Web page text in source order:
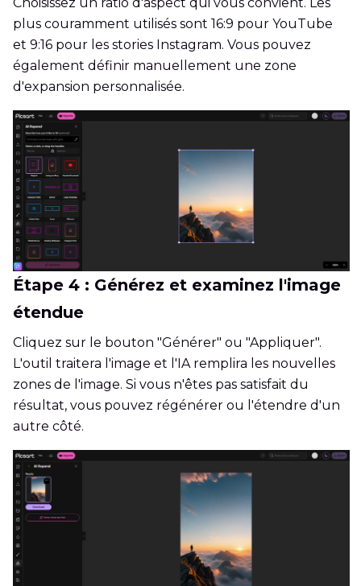
plus couramment utilisés sont 16:9 pour YouTube
et 9:16 pour les stories Instagram. Vous pouvez
également définir manuellement une zone
d'expansion personnalisée.
Étape 4 : Générez et examinez l'image
étendue
Cliquez sur le bouton "Générer" ou "Appliquer".
L'outil traitera l'image et l'IA remplira les nouvelles
zones de l'image. Si vous n'êtes pas satisfait du
résultat, vous pouvez régénérer ou l'étendre d'un
autre côté.